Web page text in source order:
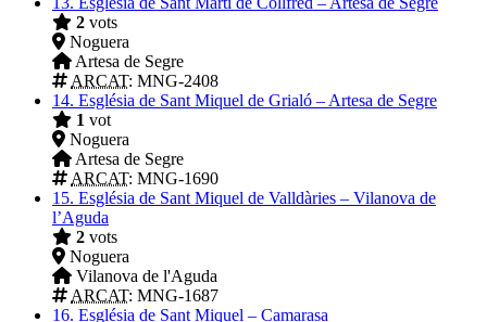
2 vots
Noguera
Artesa de Segre
ARCAT: MNG-2408
14. Església de Sant Miquel de Grialó – Artesa de Segre
1 vot
Noguera
Artesa de Segre
ARCAT: MNG-1690
15. Església de Sant Miquel de Valldàries – Vilanova de
l’Aguda
2 vots
Noguera
Vilanova de l'Aguda
ARCAT: MNG-1687
16. Església de Sant Miquel – Camarasa